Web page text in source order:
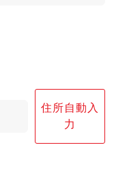
住所自動入
力